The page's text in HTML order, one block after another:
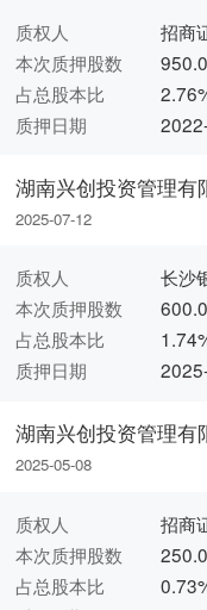
质权人
招商
本次质押股数
占总股本比
质押日期
湖南兴创投资管理有
2025-07-12
质权人
长沙
本次质押股数
占总股本比
质押日期
湖南兴创投资管理有
2025-05-08
质权人
招商
本次质押股数
占总股本比